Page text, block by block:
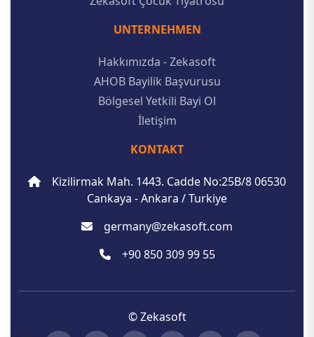
UNTERNEHMEN
Hakkımızda - Zekasoft
AHOB Bayilik Başvurusu
Bölgesel Yetkili Bayi Ol
İletişim
KONTAKT
Kizilirmak Mah. 1443. Cadde No:25B/8 06530
Cankaya - Ankara / Turkiye
germany@zekasoft.com
+90 850 309 99 55
© Zekasoft